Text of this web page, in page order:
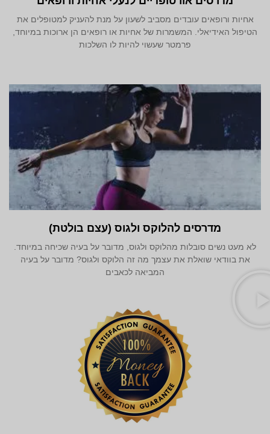
אחיות ורופאים עובדים מסביב לשעון על מנת להעניק למטופלים את
הטיפול האידיאלי. המשמרות של אחיות או רופאים הן ארוכות במיוחד,
פרמטר שעשוי להיות לו השלכות
מדרסים להלוקס ולגוס (עצם בולטת)
לא מעט נשים סובלות מהלוקס ולגוס, מדובר על בעיה שכיחה במיוחד.
את בוודאי שואלת את עצמך מה זה הלוקס ולגוס? מדובר על בעיה
המביאה לכאבים